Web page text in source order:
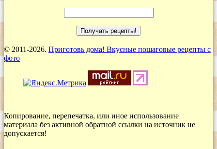
© 2011-2026. Приготовь дома! Вкусные пошаговые рецепты с
фото
Копирование, перепечатка, или иное использование
материала без активной обратной ссылки на источник не
допускается!